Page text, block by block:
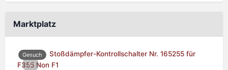
Marktplatz
0
Gesuch
Stoßdämpfer-Kontrollschalter Nr. 165255 für
F355 Non F1